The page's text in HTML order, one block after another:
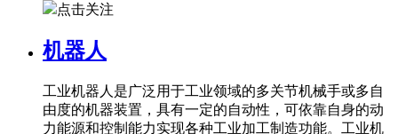
点击关注
机器人
工业机器人是广泛用于工业领域的多关节机械手或多自
由度的机器装置，具有一定的自动性，可依靠自身的动
力能源和控制能力实现各种工业加工制造功能。工业机